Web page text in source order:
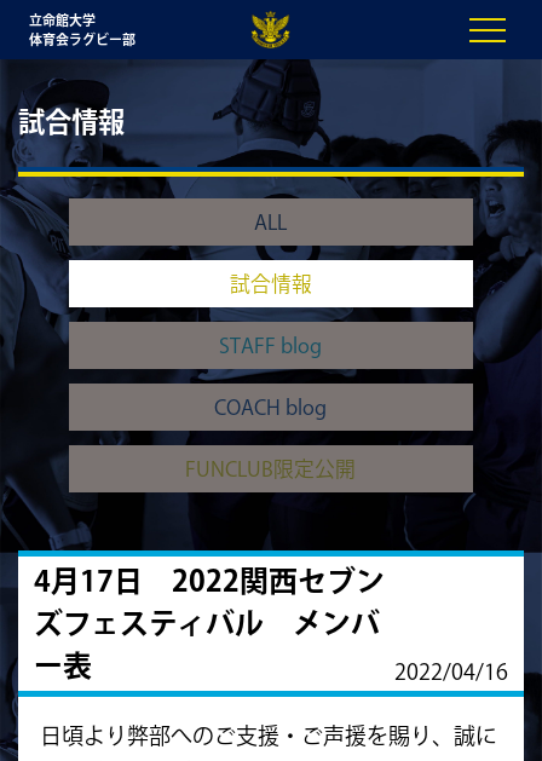
立命館大学
体育会ラグビー部
試合情報
ALL
試合情報
STAFF blog
COACH blog
FUNCLUB限定公開
4月17日 2022関西セブン
ズフェスティバル メンバ
ー表
2022/04/16
日頃より弊部へのご支援・ご声援を賜り、誠に